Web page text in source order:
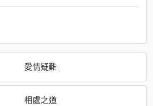
愛情疑難
相處之道